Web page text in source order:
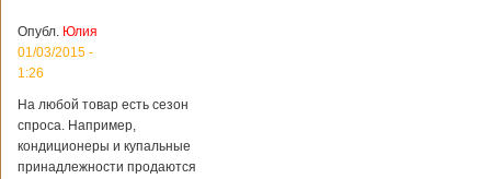
Опубл. Юлия
01/03/2015 -
1:26
На любой товар есть сезон
спроса. Например,
кондиционеры и купальные
принадлежности продаются